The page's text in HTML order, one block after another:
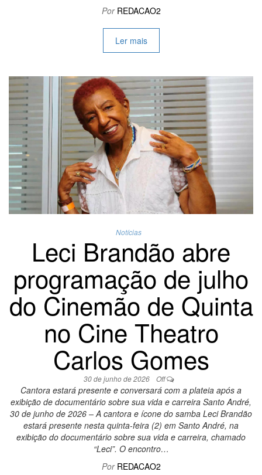
Por REDACAO2
Ler mais
Notícias
Leci Brandão abre
programação de julho
do Cinemão de Quinta
no Cine Theatro
Carlos Gomes
30 de junho de 2026 Off
Cantora estará presente e conversará com a plateia após a
exibição de documentário sobre sua vida e carreira Santo André,
30 de junho de 2026 – A cantora e ícone do samba Leci Brandão
estará presente nesta quinta-feira (2) em Santo André, na
exibição do documentário sobre sua vida e carreira, chamado
“Leci”. O encontro…
Por REDACAO2